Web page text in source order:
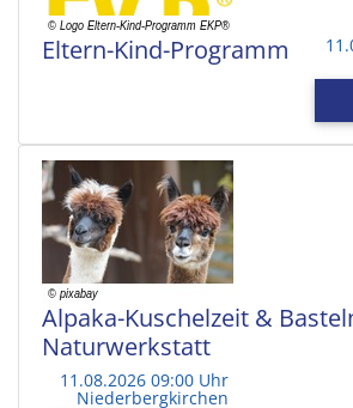
Eltern-Kind-Programm
Alpaka-Kuschelzeit &
Naturwerkstatt
11.08.2026 09:00 Uhr
Niederbergkirchen